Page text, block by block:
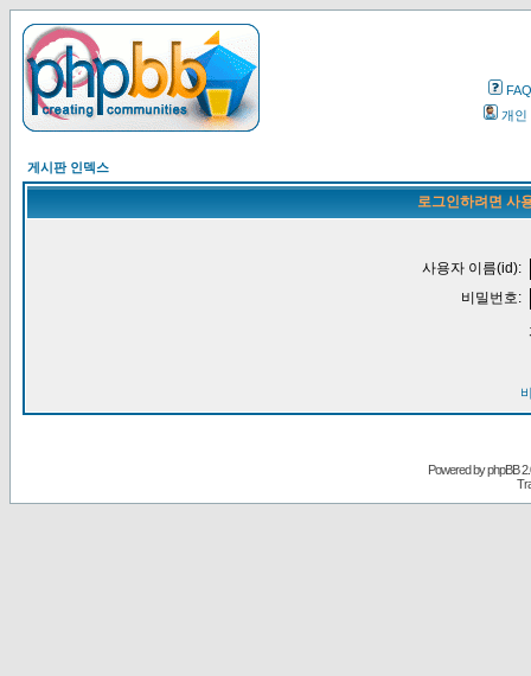
FAQ
개인
게시판 인덱스
로그인하려면 사
사용자 이름(id):
비밀번호:
Powered byphpBB